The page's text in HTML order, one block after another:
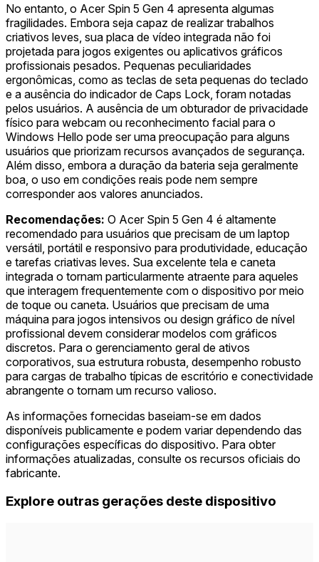
No entanto, o Acer Spin 5 Gen 4 apresenta algumas
fragilidades. Embora seja capaz de realizar trabalhos
criativos leves, sua placa de vídeo integrada não foi
projetada para jogos exigentes ou aplicativos gráficos
profissionais pesados. Pequenas peculiaridades
ergonômicas, como as teclas de seta pequenas do teclado
e a ausência do indicador de Caps Lock, foram notadas
pelos usuários. A ausência de um obturador de privacidade
físico para webcam ou reconhecimento facial para o
Windows Hello pode ser uma preocupação para alguns
usuários que priorizam recursos avançados de segurança.
Além disso, embora a duração da bateria seja geralmente
boa, o uso em condições reais pode nem sempre
corresponder aos valores anunciados.
Recomendações: O Acer Spin 5 Gen 4 é altamente
recomendado para usuários que precisam de um laptop
versátil, portátil e responsivo para produtividade, educação
e tarefas criativas leves. Sua excelente tela e caneta
integrada o tornam particularmente atraente para aqueles
que interagem frequentemente com o dispositivo por meio
de toque ou caneta. Usuários que precisam de uma
máquina para jogos intensivos ou design gráfico de nível
profissional devem considerar modelos com gráficos
discretos. Para o gerenciamento geral de ativos
corporativos, sua estrutura robusta, desempenho robusto
para cargas de trabalho típicas de escritório e conectividade
abrangente o tornam um recurso valioso.
As informações fornecidas baseiam-se em dados
disponíveis publicamente e podem variar dependendo das
configurações específicas do dispositivo. Para obter
informações atualizadas, consulte os recursos oficiais do
fabricante.
Explore outras gerações deste dispositivo